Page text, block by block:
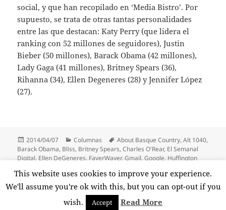
social, y que han recopilado en ‘Media Bistro’. Por
supuesto, se trata de otras tantas personalidades
entre las que destacan: Katy Perry (que lidera el
ranking con 52 millones de seguidores), Justin
Bieber (50 millones), Barack Obama (42 millones),
Lady Gaga (41 millones), Britney Spears (36),
Rihanna (34), Ellen Degeneres (28) y Jennifer López
(27).
Publicado
el
2014/04/07 Categorías
Columnas Etiquetas
About Basque Country,Alt 1040,
Barack Obama, Bliss, Britney Spears,Charles O'Rear, El Semanal
Digital, Ellen DeGeneres, FayerWayer,Gmail,Google, Huffington
Media Bistro,Microsoft,Rihanna ,Rosa Díez,Twitter,Windows
Funciona gracias a WordPress
This website uses cookies to improve your experience.
We'll assume you're ok with this, but you can opt-out if you
wish.
Accept Read More